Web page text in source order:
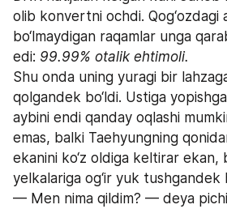
olib konvertni ochdi. Qog‘ozdagi
bo‘lmaydigan raqamlar unga
edi: 99.99% otalik ehtimoli.
Shu onda uning yuragi bir
qolgandek bo‘ldi. Ustiga
aybini endi qanday oqlashi
emas, balki Taehyungning
ekanini ko‘z oldiga keltirar
yelkalariga og‘ir yuk tushgandek
— Men nima qildim? — deya